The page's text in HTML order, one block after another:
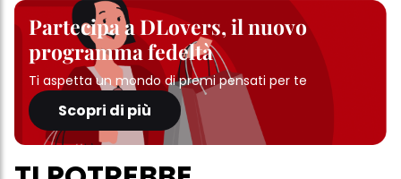
Partecipa a DLovers, il nuovo
programma fedeltà
Ti aspetta un mondo di premi pensati per te
Scopri di più